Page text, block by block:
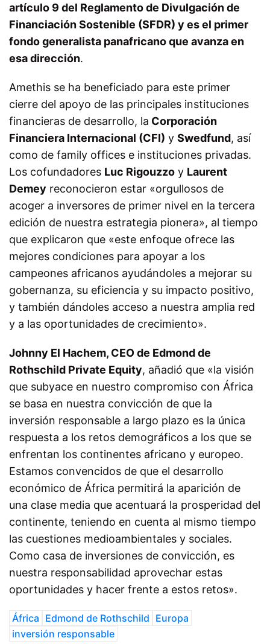
artículo 9 del Reglamento de Divulgación de
Financiación Sostenible (SFDR) y es el primer
fondo generalista panafricano que avanza en
esa dirección.
Amethis se ha beneficiado para este primer
cierre del apoyo de las principales instituciones
financieras de desarrollo, la Corporación
Financiera Internacional (CFI) y Swedfund, así
como de family offices e instituciones privadas.
Los cofundadores Luc Rigouzzo y Laurent
Demey reconocieron estar «orgullosos de
acoger a inversores de primer nivel en la tercera
edición de nuestra estrategia pionera», al tiempo
que explicaron que «este enfoque ofrece las
mejores condiciones para apoyar a los
campeones africanos ayudándoles a mejorar su
gobernanza, su eficiencia y su impacto positivo,
y también dándoles acceso a nuestra amplia red
y a las oportunidades de crecimiento».
Johnny El Hachem, CEO de Edmond de
Rothschild Private Equity, añadió que «la visión
que subyace en nuestro compromiso con África
se basa en nuestra convicción de que la
inversión responsable a largo plazo es la única
respuesta a los retos demográficos a los que se
enfrentan los continentes africano y europeo.
Estamos convencidos de que el desarrollo
económico de África permitirá la aparición de
una clase media que acentuará la prosperidad del
continente, teniendo en cuenta al mismo tiempo
las cuestiones medioambientales y sociales.
Como casa de inversiones de convicción, es
nuestra responsabilidad aprovechar estas
oportunidades y hacer frente a estos retos».
África Edmond de Rothschild Europa
inversión responsable